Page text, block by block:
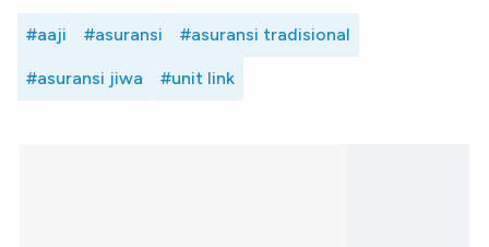
#aaji #asuransi #asuransi tradisional
#asuransi jiwa #unit link